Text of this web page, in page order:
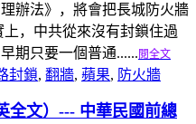
辦法》，將會把長城防火牆
，中共從來沒有封鎖住過
期只要一個普通...... 閱全文
封鎖, 翻牆, 蘋果, 防火牆
文） --- 中華民國前總